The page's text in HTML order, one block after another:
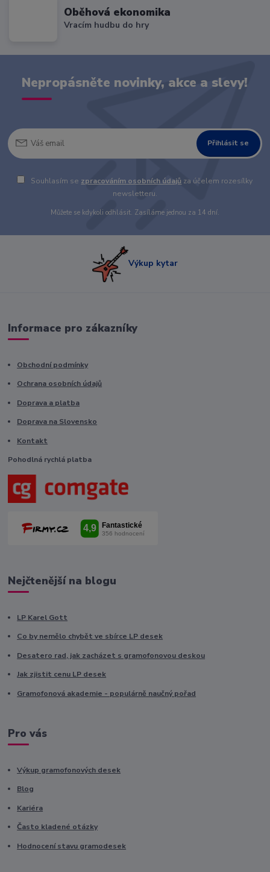
Oběhová ekonomika
Vracím hudbu do hry
Nepropásněte novinky, akce a slevy!
Přihlásit se
Souhlasím se zpracováním osobních údajů za účelem rozesílky
newsletteru.
Můžete se kdykoli odhlásit. Zasíláme jednou za 14 dní.
Výkup kytar
Informace pro zákazníky
Obchodní podmínky
Ochrana osobních údajů
Doprava a platba
Doprava na Slovensko
Kontakt
Pohodlná rychlá platba
Nejčtenější na blogu
LP Karel Gott
Co by nemělo chybět ve sbírce LP desek
Desatero rad, jak zacházet s gramofonovou deskou
Jak zjistit cenu LP desek
Gramofonová akademie - populárně naučný pořad
Pro vás
Výkup gramofonových desek
Blog
Kariéra
Často kladené otázky
Hodnocení stavu gramodesek